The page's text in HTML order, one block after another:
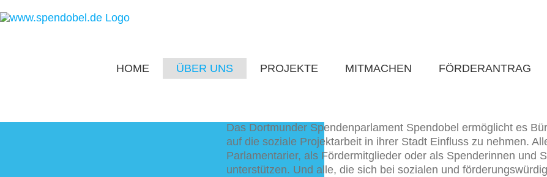
Inhalt
HOME ÜBER UNS PROJEKTE MITMACHEN FÖRDERANTRAG
Das Dortmunder Spendenparlament Spendobel ermöglicht es
auf die soziale Projektarbeit in ihrer Stadt Einfluss zu nehmen.
Parlamentarier, als Fördermitglieder oder als Spenderinnen und
unterstützen. Und alle, die sich bei sozialen und